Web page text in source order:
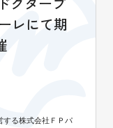
レにて期
する株式会社ＦＰパ